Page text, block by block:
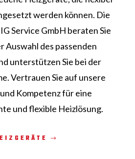
werden können. Die
Service GmbH beraten Sie
Auswahl des passenden
unterstützen Sie bei der
Vertrauen Sie auf unsere
Kompetenz für eine
und flexible Heizlösung.